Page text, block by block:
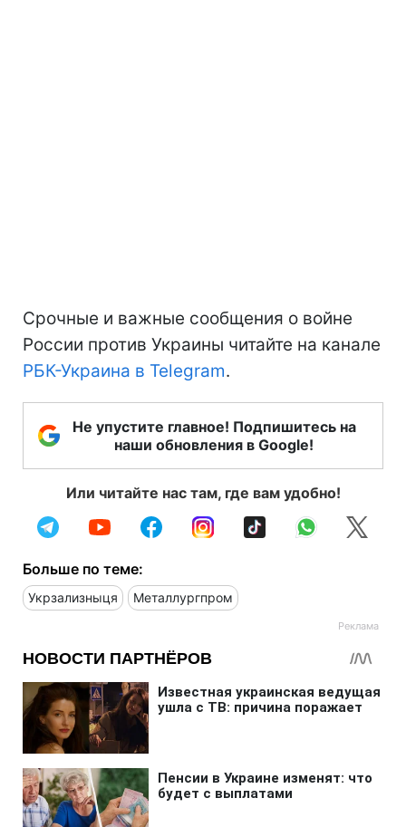
Срочные и важные сообщения о войне
России против Украины читайте на канале
РБК-Украина в Telegram.
Не упустите главное! Подпишитесь на
наши обновления в Google!
Или читайте нас там, где вам удобно!
Больше по теме:
Укрзализныця Металлургпром